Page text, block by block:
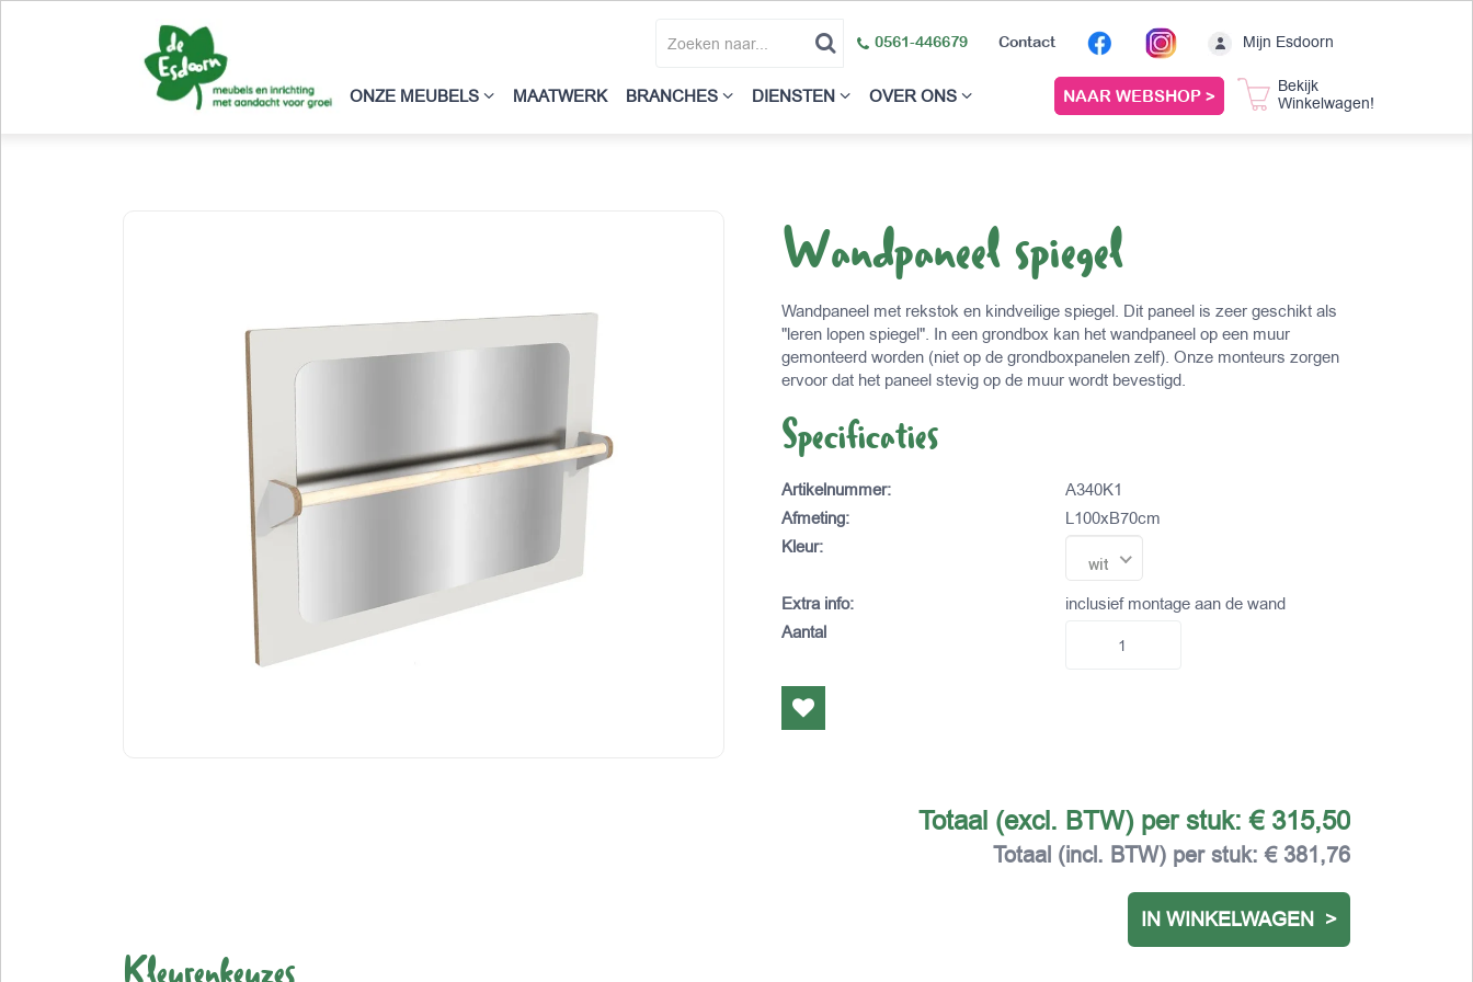
0561-446679 Contact Mijn Esdoorn
ONZE MEUBELS MAATWERK BRANCHES DIENSTEN OVER ONS NAAR WEBSHOP >
Bekijk
Winkelwagen!
Wandpaneel spiegel
Wandpaneel met rekstok en kindveilige spiegel. Dit paneel is zeer geschikt als
"leren lopen spiegel". In een grondbox kan het wandpaneel op een muur
gemonteerd worden (niet op de grondboxpanelen zelf). Onze monteurs zorgen
ervoor dat het paneel stevig op de muur wordt bevestigd.
Specificaties
Artikelnummer:
A340K1
Afmeting:
L100xB70cm
Kleur:
wit
Extra info:
inclusief montage aan de wand
Aantal
Totaal (excl. BTW) per stuk:€ 315,50
Totaal (incl. BTW) per stuk:€ 381,76
IN WINKELWAGEN >
Kleurenkeuzes